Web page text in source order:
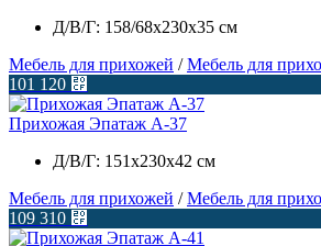
Д/В/Г: 158/68х230х35 см
Мебель для прихожей /Мебель для
101 120 ⃏
Прихожая Эпатаж А-37
Д/В/Г: 151х230х42 см
Мебель для прихожей /Мебель для
109 310 ⃏